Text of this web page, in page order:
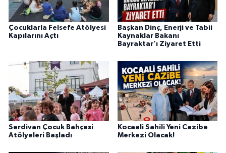
Çocuklarla Felsefe Atölyesi
Kapılarını Açtı
Başkan Dinç, Enerji ve Tabii
Kaynaklar Bakanı
Bayraktar’ı Ziyaret Etti
Serdivan Çocuk Bahçesi
Atölyeleri Başladı
Kocaali Sahili Yeni Cazibe
Merkezi Olacak!